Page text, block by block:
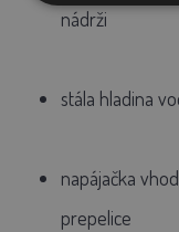
nádrži
stála hladina
napájačka
prepelice